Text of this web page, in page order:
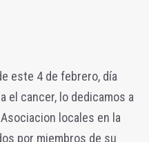
este 4 de febrero, día
el cancer, lo dedicamos a
locales en la
por miembros de su